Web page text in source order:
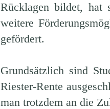
Rücklagen bildet, hat
weitere
gefördert.
Grundsätzlich sind
Riester-Rente
man trotzdem an die